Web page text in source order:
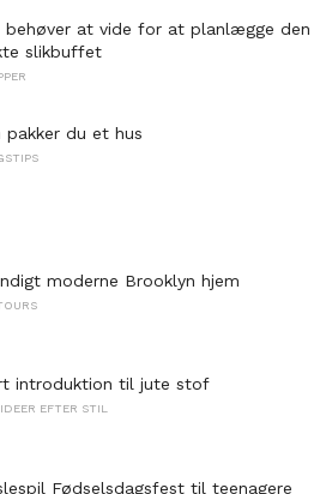
behøver at vide for at planlægge den
slikbuffet
pakker du et hus
moderne Brooklyn hjem
introduktion til jute stof
EFTER STIL
Fødselsdagsfest til teenagere